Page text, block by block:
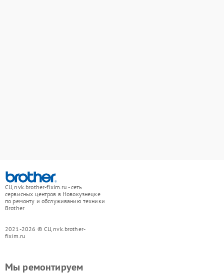
СЦ nvk.brother-fixim.ru - сеть
сервисных центров в Новокузнецке
по ремонту и обслуживанию техники
Brother
2021-2026 © СЦ nvk.brother-
fixim.ru
Мы ремонтируем